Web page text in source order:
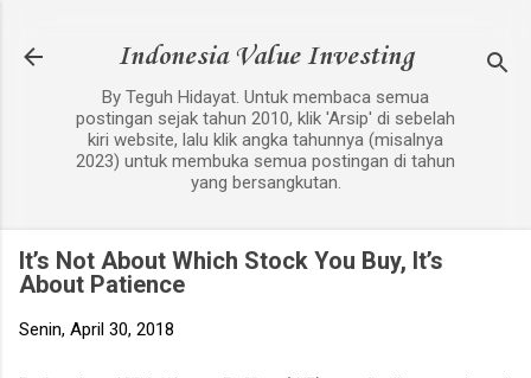
Indonesia Value Investing
By Teguh Hidayat. Untuk membaca semua
postingan sejak tahun 2010, klik 'Arsip' di sebelah
kiri website, lalu klik angka tahunnya (misalnya
2023) untuk membuka semua postingan di tahun
yang bersangkutan.
It’s Not About Which Stock You Buy, It’s
About Patience
Senin, April 30, 2018